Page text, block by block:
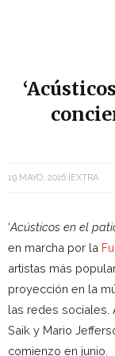
19 MAYO, 2016 EXTRA
‘Acústicos en el
en marcha por la
artistas más
proyección en la
las redes sociales.
Saik y Mario
comienzo en junio.